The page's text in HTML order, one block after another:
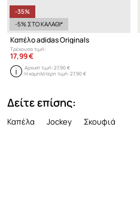
-35%
-5% ΣΤΟ ΚΑΛΑΘΙ*
Καπέλο adidas Originals
Τρέχουσα τιμή:
17,99 €
Αρχική τιμή:27,90 €
Η χαμηλότερη τιμή:27,90 €
Δείτε επίσης:
Καπέλα Jockey Σκουφιά